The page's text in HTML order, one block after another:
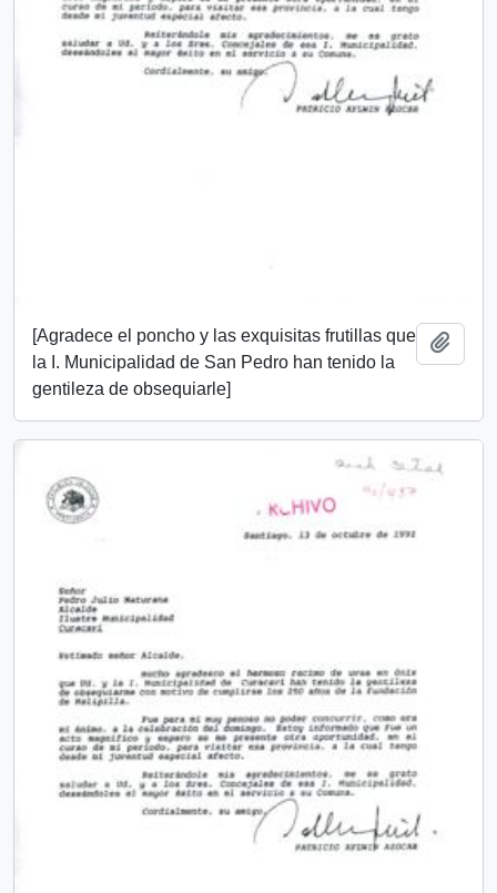
[Agradece el poncho y las exquisitas frutillas que
la I. Municipalidad de San Pedro han tenido la
gentileza de obsequiarle]